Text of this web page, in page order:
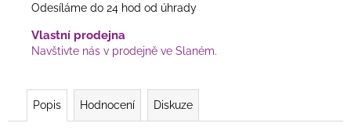
Odesíláme do 24 hod od úhrady
Vlastní prodejna
Navštivte nás v prodejně ve Slaném.
Popis Hodnocení Diskuze